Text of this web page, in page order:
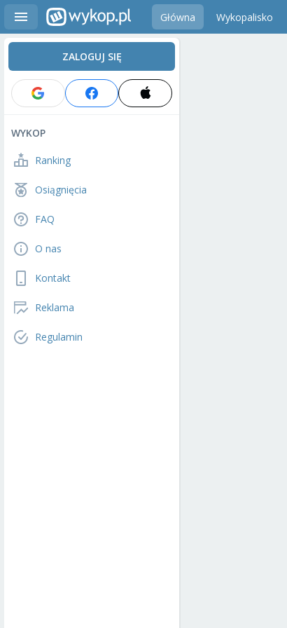
Główna Wykopalisko
ZALOGUJ SIĘ
WYKOP
Ranking
Osiągnięcia
FAQ
O nas
Kontakt
Reklama
Regulamin